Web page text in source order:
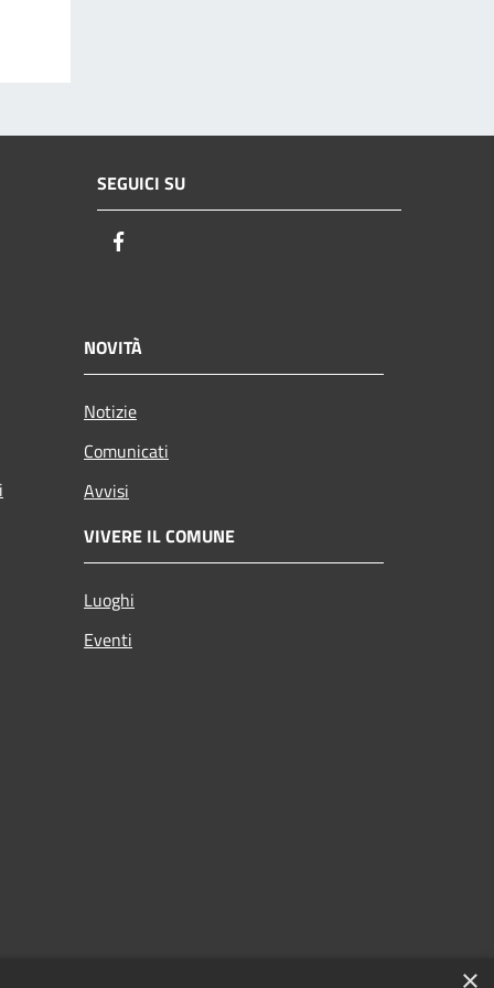
SEGUICI SU
NOVITÀ
Notizie
Comunicati
Avvisi
VIVERE IL COMUNE
Luoghi
Eventi
×